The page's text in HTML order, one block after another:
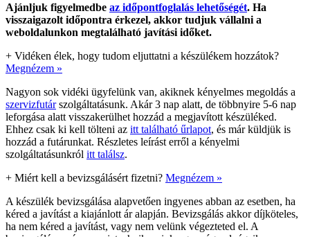
Ajánljuk figyelmedbe az időpontfoglalás lehetőségét. Ha
visszaigazolt időpontra érkezel, akkor tudjuk vállalni a
weboldalunkon megtalálható javítási időket.
+ Vidéken élek, hogy tudom eljuttatni a készülékem hozzátok?
Megnézem »
Nagyon sok vidéki ügyfelünk van, akiknek kényelmes megoldás a
szervizfutárszolgáltatásunk. Akár 3 nap alatt, de többnyire 5-6 nap
leforgása alatt visszakerülhet hozzád a megjavított készüléked.
Ehhez csak ki kell tölteni az itt található űrlapot, és már küldjük is
hozzád a futárunkat. Részletes leírást erről a kényelmi
szolgáltatásunkról itt találsz.
+ Miért kell a bevizsgálásért fizetni? Megnézem »
A készülék bevizsgálása alapvetően ingyenes abban az esetben, ha
kéred a javítást a kiajánlott ár alapján. Bevizsgálás akkor díjköteles,
ha nem kéred a javítást, vagy nem velünk végezteted el. A